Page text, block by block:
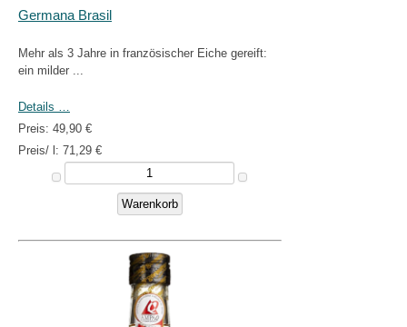
Germana Brasil
Mehr als 3 Jahre in französischer Eiche gereift:
ein milder ...
Details …
Preis: 49,90 €
Preis/ l: 71,29 €